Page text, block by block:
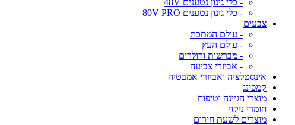
- כלי גינון נטענים 48V
- כלי גינון נטענים 80V PRO
צבעים
- עולם המתכת
- עולם העץ
- מברשות ורולרים
- אביזרי צביעה
אינסטלציה ואביזרי אמבטיה
קמפינג
מוצרי הגיינה וטיפוח
חומרי ניקוי
מוצרים לשעת חירום